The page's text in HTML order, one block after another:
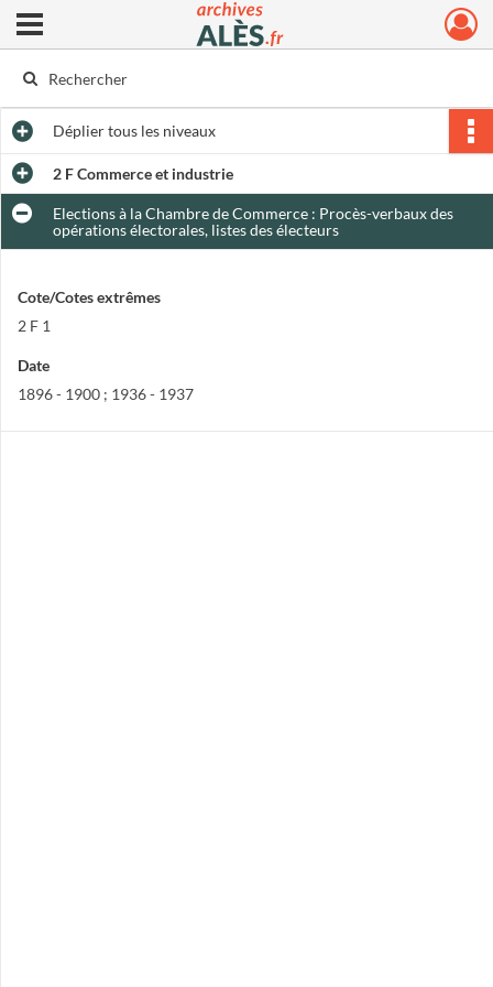
Archives municipales d'Alès
Ouvrir le menu déroulant
Dépliertous les niveaux
2 F Commerce et industrie
Elections à la Chambre de Commerce : Procès-verbaux des
opérations électorales, listes des électeurs
Cote/Cotes extrêmes
2 F 1
Date
1896 - 1900 ; 1936 - 1937